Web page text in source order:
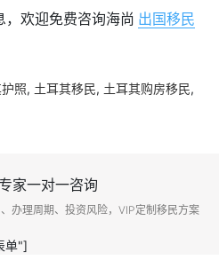
，欢迎免费咨询海尚 出国移民
照, 土耳其移民, 土耳其购房移民,
家一对一咨询
办理周期、投资风险，VIP定制移民方案
单"]